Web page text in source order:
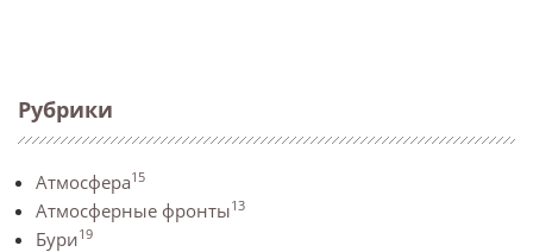
Рубрики
Атмосфера15
Атмосферные фронты13
Бури19